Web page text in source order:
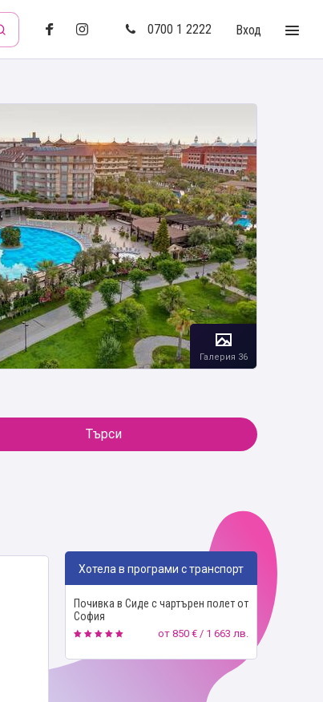
0700 1 2222
Вход
Галерия 36
Търси
Хотела в програми с транспорт
Почивка в Сиде с чартърен полет от
София
от 850 € / 1 663 лв.